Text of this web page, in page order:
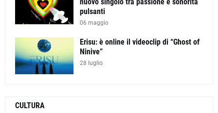
pulsanti
06 maggio
Erisu: è online il videoclip di “Ghost of
Ninive”
28 luglio
CULTURA